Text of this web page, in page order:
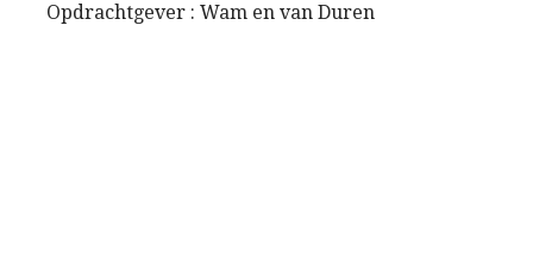
Opdrachtgever : Wam en van Duren